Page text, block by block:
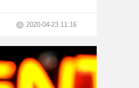
2020-04-23 11:16